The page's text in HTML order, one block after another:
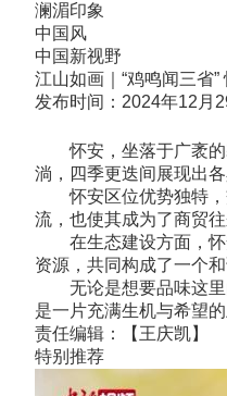
澜湄印象
中国风
中国新视野
江山如画｜“鸡鸣闻三省”
发布时间：2024年12
怀安，坐落于广袤的
淌，四季更迭间展现出
怀安区位优势独特，交
流，也使其成为了商贸往
在生态建设方面，怀安
资源，共同构成了一个
无论是想要品味这里
是一片充满生机与希望
责任编辑：【王庆凯】
特别推荐